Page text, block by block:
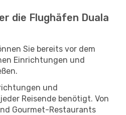
die Flughäfen Duala
Sie bereits vor dem
Einrichtungen und
und
Reisende benötigt. Von
Gourmet-Restaurants